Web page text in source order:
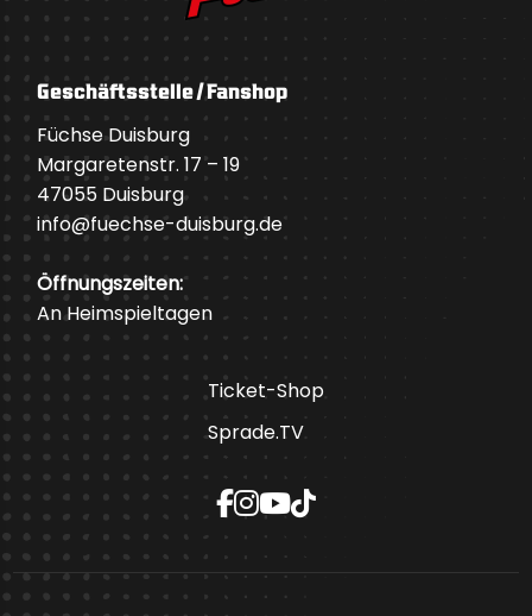
Geschäftsstelle / Fanshop
Füchse Duisburg
Margaretenstr. 17 – 19
47055 Duisburg
info@fuechse-duisburg.de
Öffnungszeiten:
An Heimspieltagen
Ticket-Shop
Sprade.TV